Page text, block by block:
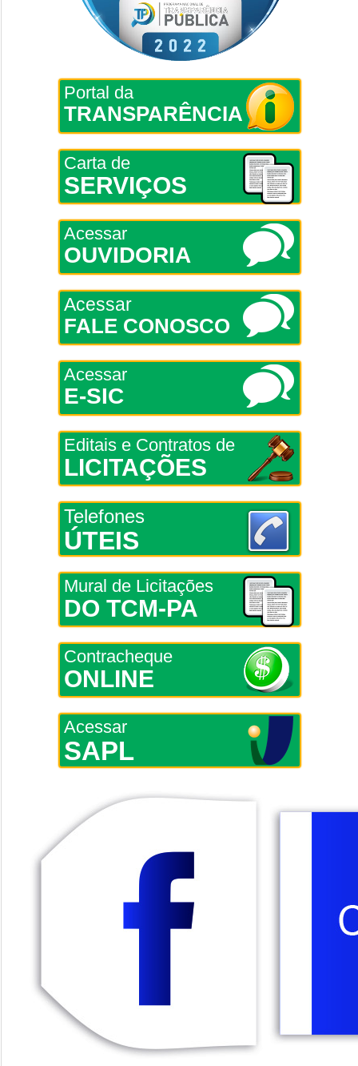
Portal da
TRANSPARÊNCIA
Carta de
SERVIÇOS
Acessar
OUVIDORIA
Acessar
FALE CONOSCO
Acessar
E-SIC
Editais e Contratos de
LICITAÇÕES
Telefones
ÚTEIS
Mural de Licitações
DO TCM-PA
Contracheque
ONLINE
Acessar
SAPL